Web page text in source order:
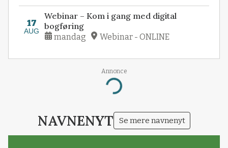
17
AUG
Webinar – Kom i gang med digital
bogføring
mandag Webinar - ONLINE
Annonce
Loading...
NAVNENYT Se mere navnenyt